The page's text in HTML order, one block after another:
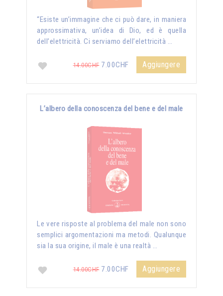
“Esiste un’immagine che ci può dare, in maniera
approssimativa, un’idea di Dio, ed è quella
dell’elettricità. Ci serviamo dell’elettricità …
14.00CHF7.00CHF Aggiungere
L’albero della conoscenza del bene e del male
Le vere risposte al problema del male non sono
semplici argomentazioni ma metodi. Qualunque
sia la sua origine, il male è una realtà …
14.00CHF7.00CHF Aggiungere